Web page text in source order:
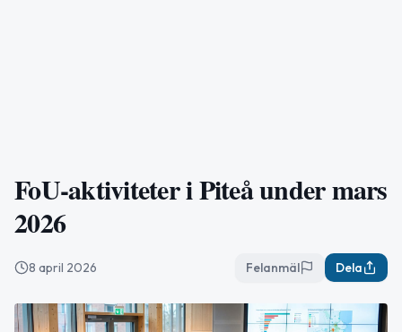
FoU-aktiviteter i Piteå under mars
2026
8 april 2026 Felanmäl Dela